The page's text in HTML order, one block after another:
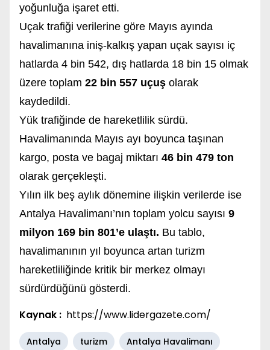
yoğunluğa işaret etti.
Uçak trafiği verilerine göre Mayıs ayında
havalimanına iniş-kalkış yapan uçak sayısı iç
hatlarda 4 bin 542, dış hatlarda 18 bin 15 olmak
üzere toplam 22 bin 557 uçuş olarak
kaydedildi.
Yük trafiğinde de hareketlilik sürdü.
Havalimanında Mayıs ayı boyunca taşınan
kargo, posta ve bagaj miktarı 46 bin 479 ton
olarak gerçekleşti.
Yılın ilk beş aylık dönemine ilişkin verilerde ise
Antalya Havalimanı’nın toplam yolcu sayısı 9
milyon 169 bin 801’e ulaştı. Bu tablo,
havalimanının yıl boyunca artan turizm
hareketliliğinde kritik bir merkez olmayı
sürdürdüğünü gösterdi.
Kaynak : https://www.lidergazete.com/
Antalya turizm
Antalya Havalimanı